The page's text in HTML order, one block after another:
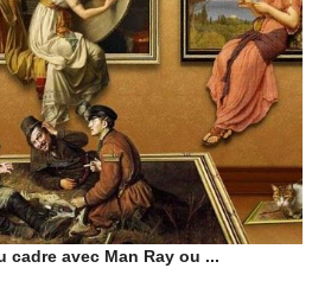
cadre avec Man Ray ou ...